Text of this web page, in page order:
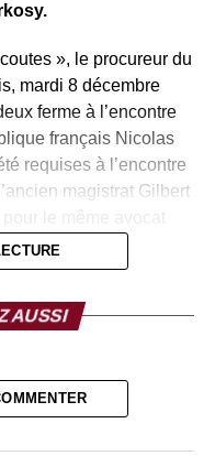
», le procureur du
mardi 8 décembre
ferme à l’encontre
français Nicolas
requises à l’encontre
magistrat Gilbert
pour
secret
AUSSI